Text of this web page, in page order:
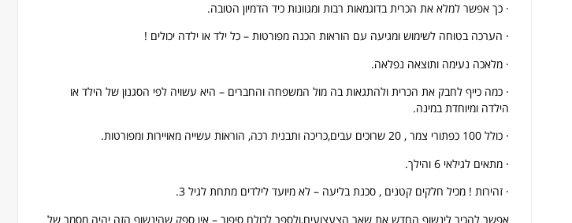
· כך אפשר למלא את הכרית בדוגמאות רבות ומגוונות כיד הדמיון הטובה.
· הערכה בטוחה לשימוש ומגיעה עם הוראות הכנה מפורטות – כל ילד או ילדה יכולים !
· מלאכה נעימה ותוצאה נפלאה.
· כמה כייף לחבק את הכרית ולהתגאות בה מול המשפחה והחברים – היא עשויה לפי הסגנון של הילד או
הילדה ומיוחדת במינה.
· כולל 100 כפתורי צמר , 20 שרוכים עבים,כריכה ותבנית רכה, הוראות עשייה מאויירות ומפורטות.
· מתאים לגילאי 6 והילך.
· זהירות ! מכיל חלקים קטנים , סכנת בליעה – לא מיועד לילדים מתחת לגיל 3.
אפשר להכיר לינשוף החדש את שאר הצעצועים,ולספר לכולם סיפור – אין ספק שהינשוף הזה יהיה מסמר של